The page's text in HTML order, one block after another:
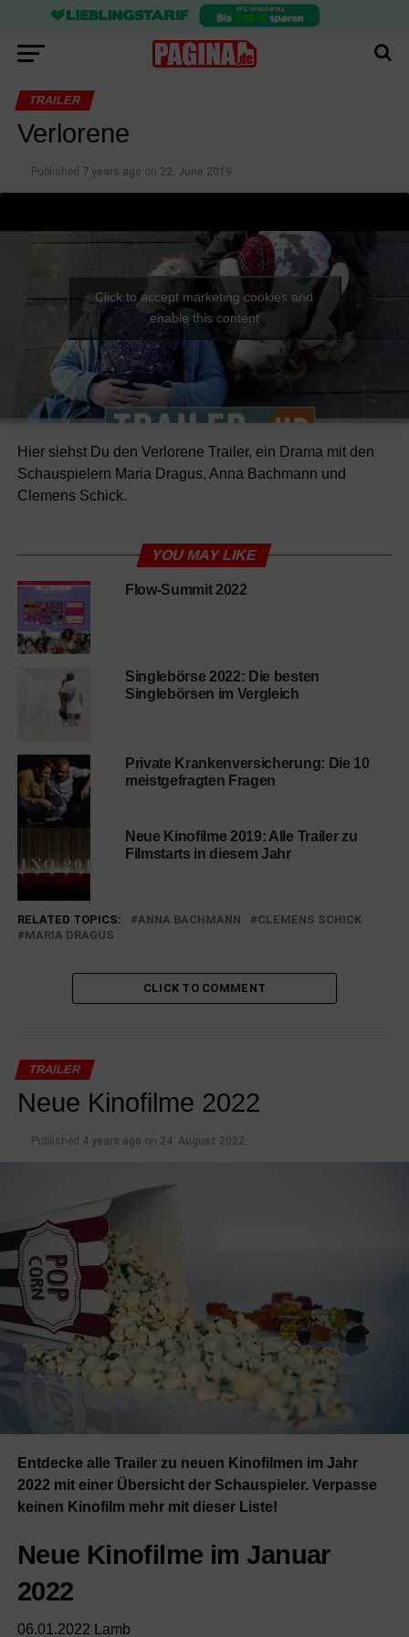
TRAILER
Verlorene
Published 7 years ago on 22. June 2019
Click to accept marketing cookies and
enable this content
Hier siehst Du den Verlorene Trailer, ein Drama mit den
Schauspielern Maria Dragus, Anna Bachmann und
Clemens Schick.
YOU MAY LIKE
Flow-Summit 2022
Singlebörse 2022: Die besten
Singlebörsen im Vergleich
Private Krankenversicherung: Die 10
meistgefragten Fragen
Neue Kinofilme 2019: Alle Trailer zu
Filmstarts in diesem Jahr
RELATED TOPICS: ANNA BACHMANN
CLEMENS SCHICK
MARIA DRAGUS
CLICK TO COMMENT
TRAILER
Neue Kinofilme 2022
Published 4 years ago on 24. August 2022
Entdecke alle Trailer zu neuen Kinofilmen im Jahr
2022 mit einer Übersicht der Schauspieler. Verpasse
keinen Kinofilm mehr mit dieser Liste!
Neue Kinofilme im Januar
2022
06.01.2022 Lamb